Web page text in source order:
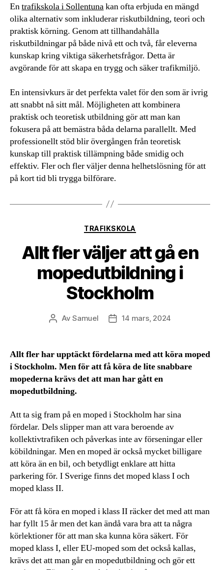
Entrafikskola i Sollentunakan ofta erbjuda en mängd
olika alternativ som inkluderar riskutbildning, teori och
praktisk körning. Genom att tillhandahålla
riskutbildningar på både nivå ett och två, får eleverna
kunskap kring viktiga säkerhetsfrågor. Detta är
avgörande för att skapa en trygg och säker trafikmiljö.
En intensivkurs är det perfekta valet för den som är ivrig
att snabbt nå sitt mål. Möjligheten att kombinera
praktisk och teoretisk utbildning gör att man kan
fokusera på att bemästra båda delarna parallellt. Med
professionellt stöd blir övergången från teoretisk
kunskap till praktisk tillämpning både smidig och
effektiv. Fler och fler väljer denna helhetslösning för att
på kort tid bli trygga bilförare.
Kategorier
TRAFIKSKOLA
Allt fler väljer att gå en
mopedutbildning i
Stockholm
Inläggsförfattare
AvSamuel Inläggsdatum
14 mars, 2024
Allt fler har upptäckt fördelarna med att köra moped
i Stockholm. Men för att få köra de lite snabbare
mopederna krävs det att man har gått en
mopedutbildning.
Att ta sig fram på en moped i Stockholm har sina
fördelar. Dels slipper man att vara beroende av
kollektivtrafiken och påverkas inte av förseningar eller
köbildningar. Men en moped är också mycket billigare
att köra än en bil, och betydligt enklare att hitta
parkering för. I Sverige finns det moped klass I och
moped klass II.
För att få köra en moped i klass II räcker det med att man
har fyllt 15 år men det kan ändå vara bra att ta några
körlektioner för att man ska kunna köra säkert. För
moped klass I, eller EU-moped som det också kallas,
krävs det att man går en mopedutbildning och gör ett